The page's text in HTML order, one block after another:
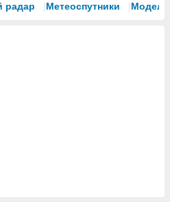
радар Метеоспутники Модели